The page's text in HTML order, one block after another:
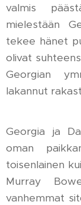
valmis
mielestään
tekee hänet
olivat
Georgian
lakannut
Georgia ja
oman
toisenlainen
Murray
vanhemmat